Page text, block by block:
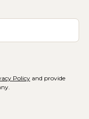
Policy and provide